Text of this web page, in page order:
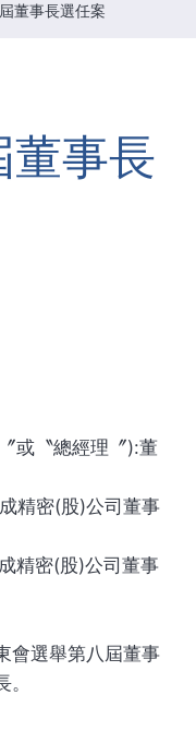
董事長選任案
董事長
或〝總經理〞):董
精密(股)公司董事
精密(股)公司董事
會選舉第八屆董事